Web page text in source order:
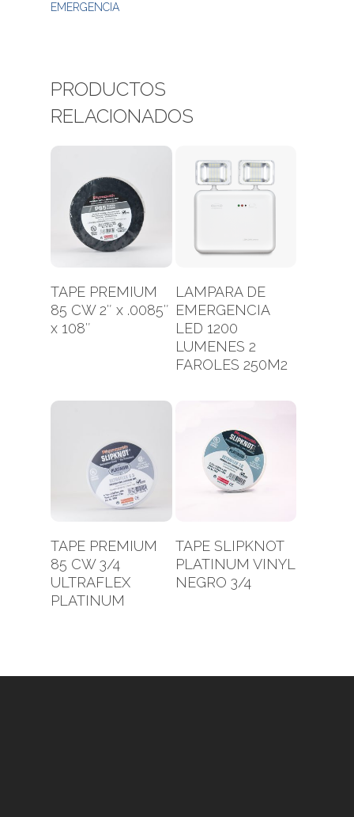
EMERGENCIA
PRODUCTOS
RELACIONADOS
Leer Más
TAPE PREMIUM
85 CW 2″ x .0085″
x 108″
Leer Más
LAMPARA DE
EMERGENCIA
LED 1200
LUMENES 2
FAROLES 250M2
Leer Más
TAPE PREMIUM
85 CW 3/4
ULTRAFLEX
PLATINUM
Leer Más
TAPE SLIPKNOT
PLATINUM VINYL
NEGRO 3/4